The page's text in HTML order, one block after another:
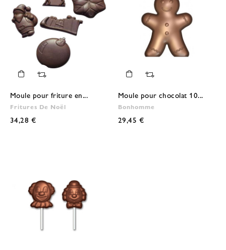
Moule pour friture en...
Fritures De Noël
34,28 €
Moule pour chocolat 10...
Bonhomme
29,45 €